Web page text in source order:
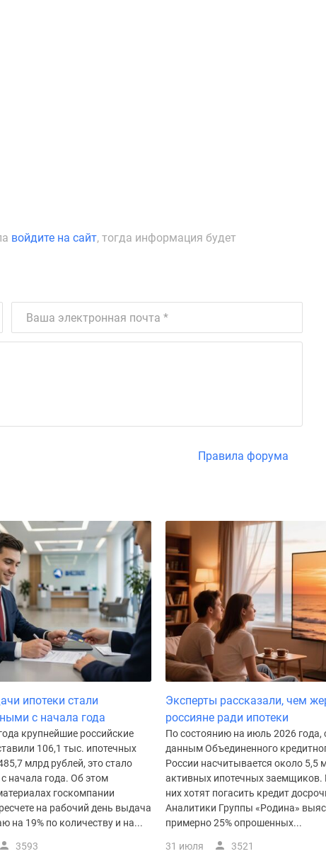
войдите на сайт, тогда информация будет
Правила форума
ипотеки стали
с начала года
крупнейшие российские
106,1 тыс. ипотечных
млрд рублей, это стало
начала года. Об этом
госкомпании
на рабочий день выдача
на 19% по количеству и на...
3593
Эксперты рассказали, чем
россияне ради ипотеки
По состоянию на июль 2026 года,
данным Объединенного
России насчитывается около 5,5
активных ипотечных заемщиков.
них хотят погасить кредит
Аналитики Группы «Родина»
примерно 25% опрошенных...
31 июля 3521